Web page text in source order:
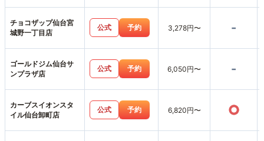
チョコザップ仙台宮
城野一丁目店
公式 予約 3,278円〜 -
ゴールドジム仙台サ
ンプラザ店
公式 予約 6,050円〜 -
カーブスイオンスタ
イル仙台卸町店
公式 予約 6,820円〜 ○